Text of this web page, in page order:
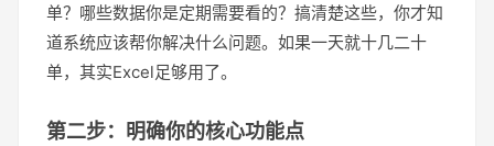
单？哪些数据你是定期需要看的？搞清楚这些，你才知
道系统应该帮你解决什么问题。如果一天就十几二十
单，其实Excel足够用了。
第二步：明确你的核心功能点